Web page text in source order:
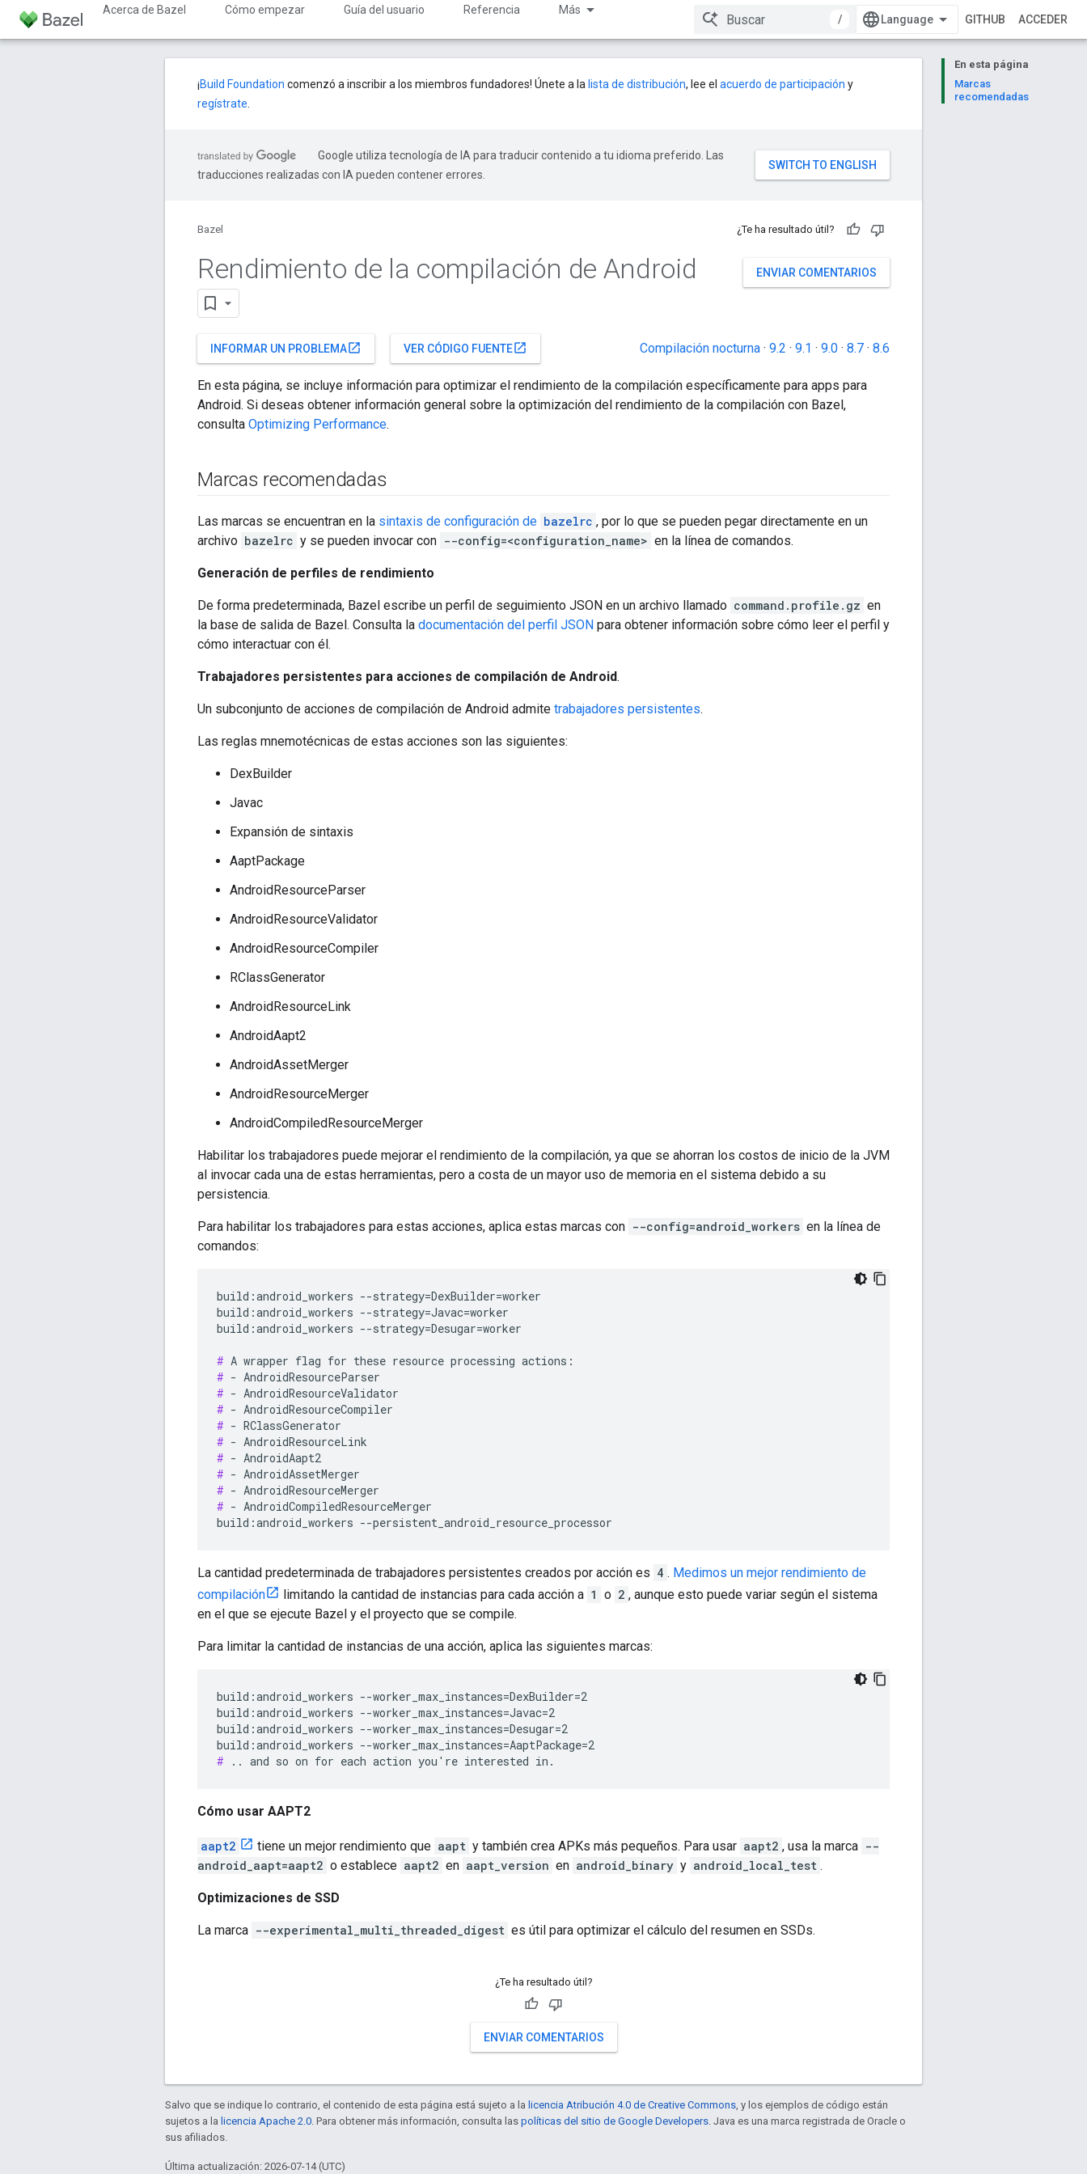
Acerca de Bazel Cómo empezar Guía del usuario Referencia Más
/ GITHUB ACCEDER
En esta página
Marcas
recomendadas
¡Build Foundation comenzó a inscribir a los miembros fundadores! Únete a la lista de distribución, lee el acuerdo de participación y
regístrate
Google utiliza tecnología de IA para traducir contenido a tu idioma preferido. Las
traducciones realizadas con IA pueden contener errores.
Bazel ¿Te ha resultado útil?
ENVIAR COMENTARIOS
Rendimiento de la compilación de Android
INFORMAR UN PROBLEMAopen_in_new VER CÓDIGO FUENTEopen_in_new Compilación nocturna · 9.2 · 9.1 · 9.0 · 8.7 · 8.6
En esta página, se incluye información para optimizar el rendimiento de la compilación específicamente para apps para
Android. Si deseas obtener información general sobre la optimización del rendimiento de la compilación con Bazel,
consulta Optimizing Performance.
Marcas recomendadas
Las marcas se encuentran en la sintaxis de configuración de bazelrc , por lo que se pueden pegar directamente en un
archivo bazelrc y se pueden invocar con --config=<configuration_name> en la línea de comandos.
Generación de perfiles de rendimiento
De forma predeterminada, Bazel escribe un perfil de seguimiento JSON en un archivo llamado command.profile.gz en
la base de salida de Bazel. Consulta la documentación del perfil JSON para obtener información sobre cómo leer el perfil y
cómo interactuar con él.
Trabajadores persistentes para acciones de compilación de Android.
Un subconjunto de acciones de compilación de Android admite trabajadores persistentes.
Las reglas mnemotécnicas de estas acciones son las siguientes:
DexBuilder
Javac
Expansión de sintaxis
AaptPackage
AndroidResourceParser
AndroidResourceValidator
AndroidResourceCompiler
RClassGenerator
AndroidResourceLink
AndroidAapt2
AndroidAssetMerger
AndroidResourceMerger
AndroidCompiledResourceMerger
Habilitar los trabajadores puede mejorar el rendimiento de la compilación, ya que se ahorran los costos de inicio de la JVM
al invocar cada una de estas herramientas, pero a costa de un mayor uso de memoria en el sistema debido a su
persistencia.
Para habilitar los trabajadores para estas acciones, aplica estas marcas con --config=android_workers en la línea de
comandos:
build:android_workers --strategy=DexBuilder=worker
build:android_workers --strategy=Javac=worker
build:android_workers --strategy=Desugar=worker
#
#
#
#
#
#
#
#
#
# - AndroidCompiledResourceMerger
La cantidad predeterminada de trabajadores persistentes creados por acción es 4 . Medimos un mejor rendimiento de
compilación
limitando la cantidad de instancias para cada acción a 1 o 2 , aunque esto puede variar según el sistema
en el que se ejecute Bazel y el proyecto que se compile.
Para limitar la cantidad de instancias de una acción, aplica las siguientes marcas:
build:android_workers --worker_max_instances=DexBuilder=2
build:android_workers --worker_max_instances=Javac=2
build:android_workers --worker_max_instances=Desugar=2
#
Cómo usar AAPT2
aapt2 tiene un mejor rendimiento que aapt y también crea APKs más pequeños. Para usar aapt2 , usa la marca --
android_aapt=aapt2 o establece aapt2 en aapt_version en android_binary y android_local_test .
Optimizaciones de SSD
La marca --experimental_multi_threaded_digest es útil para optimizar el cálculo del resumen en SSDs.
¿Te ha resultado útil?
ENVIAR COMENTARIOS
Salvo que se indique lo contrario, el contenido de esta página está sujeto a la licencia Atribución 4.0 de Creative Commons, y los ejemplos de código están
sujetos a la licencia Apache 2.0. Para obtener más información, consulta las políticas del sitio de Google Developers. Java es una marca registrada de Oracle o
sus afiliados.
Última actualización: 2026-07-14 (UTC)